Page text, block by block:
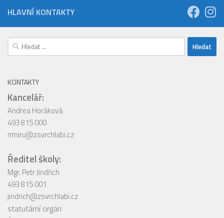
HLAVNÍ KONTAKTY
Vyhledávání
KONTAKTY
Kancelář:
Andrea Horáková
493 815 000
nmiru@zsvrchlabi.cz
Ředitel školy:
Mgr. Petr Jindřich
493 815 001
jindrich@zsvrchlabi.cz
statutární orgán